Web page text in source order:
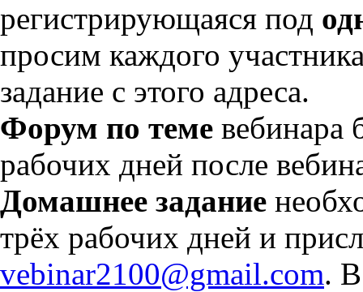
регистрирующаяся под
просим каждого
задание с этого адреса.
Форум по теме вебинара
рабочих дней после
Домашнее задание
трёх рабочих дней и
vebinar2100@gmail.com.